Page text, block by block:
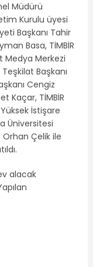
Müdürü
Kurulu üyesi
Başkanı Tahir
Basa, TİMBİR
Medya Merkezi
Başkanı
Cengiz
Kaçar, TİMBİR
İstişare
Üniversitesi
Orhan Çelik ile
alacak